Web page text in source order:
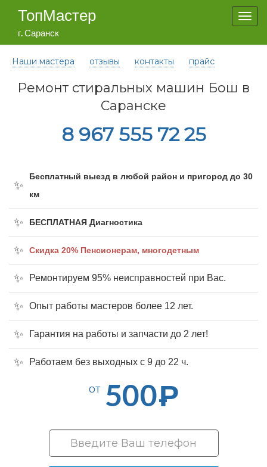
ТопМастер
г. Саранск
Наши мастера отзывы контакты прайс
Ремонт стиральных машин Бош в
Саранске
8 967 555 72 25
Бесплатный выезд в любой район и пригород до 30
км
БЕСПЛАТНАЯ Диагностика
Cкидка 20% Пенсионерам, многодетным
Ремонтируем 95% неисправностей при Вас.
Опыт работы мастеров более 12 лет.
Гарантия на работы и запчасти до 2 лет!
Работаем без выходных с 9 до 22 ч.
ОТ 500Р